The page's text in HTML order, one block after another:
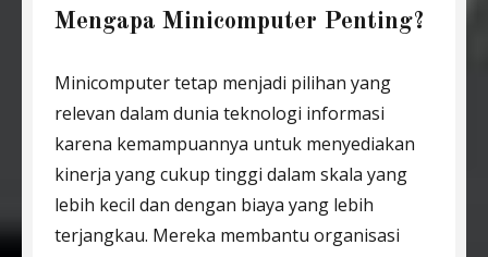
Mengapa Minicomputer Penting?
Minicomputer tetap menjadi pilihan yang
relevan dalam dunia teknologi informasi
karena kemampuannya untuk menyediakan
kinerja yang cukup tinggi dalam skala yang
lebih kecil dan dengan biaya yang lebih
terjangkau. Mereka membantu organisasi